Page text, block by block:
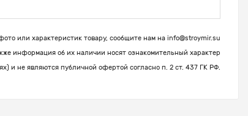
или характеристик товару, сообщите нам на info@stroymir.su
информация об их наличии носят ознакомительный характер
и не являются публичной офертой согласно п. 2 ст. 437 ГК РФ.